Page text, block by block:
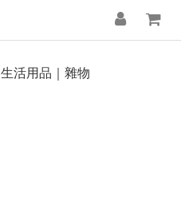
生活用品｜雜物